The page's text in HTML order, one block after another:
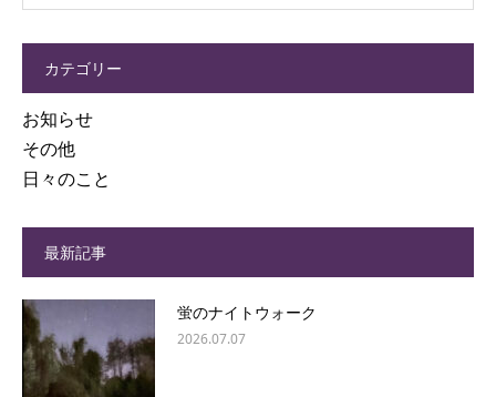
カテゴリー
お知らせ
その他
日々のこと
最新記事
蛍のナイトウォーク
2026.07.07